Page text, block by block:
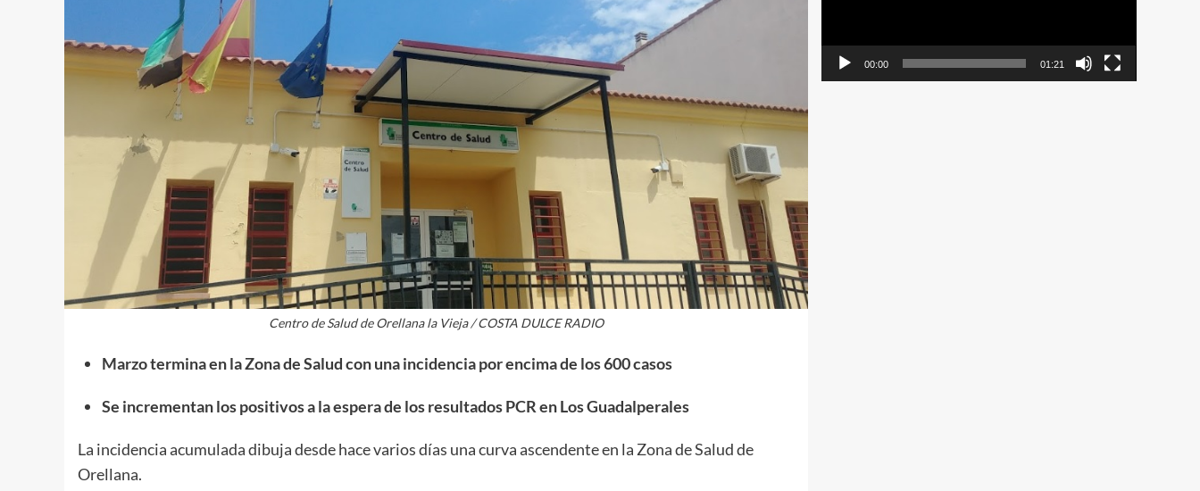
Centro de Salud de Orellana la Vieja / COSTA DULCE RADIO
Marzo termina en la Zona de Salud con una incidencia por encima de los 600 casos
Se incrementan los positivos a la espera de los resultados PCR en Los Guadalperales
La incidencia acumulada dibuja desde hace varios días una curva ascendente en la Zona de Salud de
Orellana.
00:00 01:21